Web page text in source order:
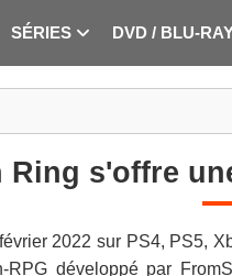
SÉRIES DVD / BLU-
Ring s'offre
2022 sur PS4, PS5,
RPG développé par